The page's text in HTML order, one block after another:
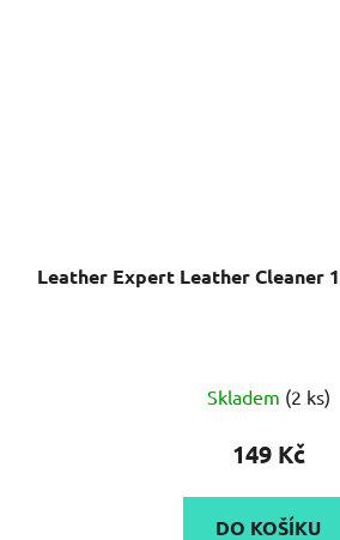
Leather Expert Leather Cleaner
Skladem (2 ks)
149 Kč
DO KOŠÍKU